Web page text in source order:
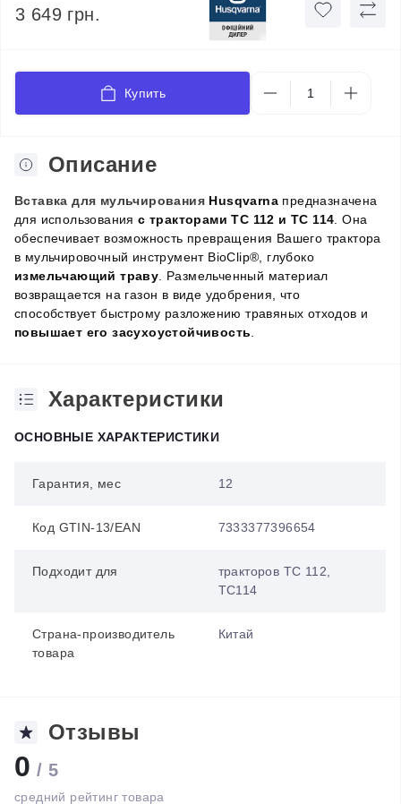
3 649 грн.
Купить
Описание
Вставка для мульчирования Husqvarna предназначена
для использованияс тракторами TC 112 и TC 114 . Она
обеспечивает возможность превращения Вашего трактора
в мульчировочный инструмент BioClip®, глубоко
измельчающий траву . Размельченный материал
возвращается на газон в виде удобрения, что
способствует быстрому разложению травяных отходов и
повышает его засухоустойчивость
Характеристики
ОСНОВНЫЕ ХАРАКТЕРИСТИКИ
Гарантия, мес 12
Код GTIN-13/EAN 7333377396654
Подходит для
тракторов TC 112,
TC114
Страна-производитель
товара
Китай
Отзывы
0 / 5
средний рейтинг товара